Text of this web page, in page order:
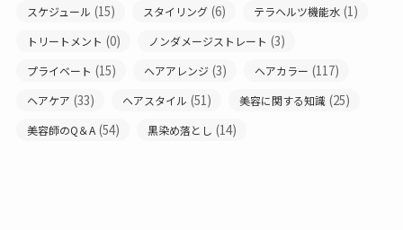
スケジュール (15) スタイリング (6) テラヘルツ機能水 (1)
トリートメント (0) ノンダメージストレート (3)
プライベート (15) ヘアアレンジ (3) ヘアカラー (117)
ヘアケア (33) ヘアスタイル (51) 美容に関する知識 (25)
美容師のQ＆A (54) 黒染め落とし (14)